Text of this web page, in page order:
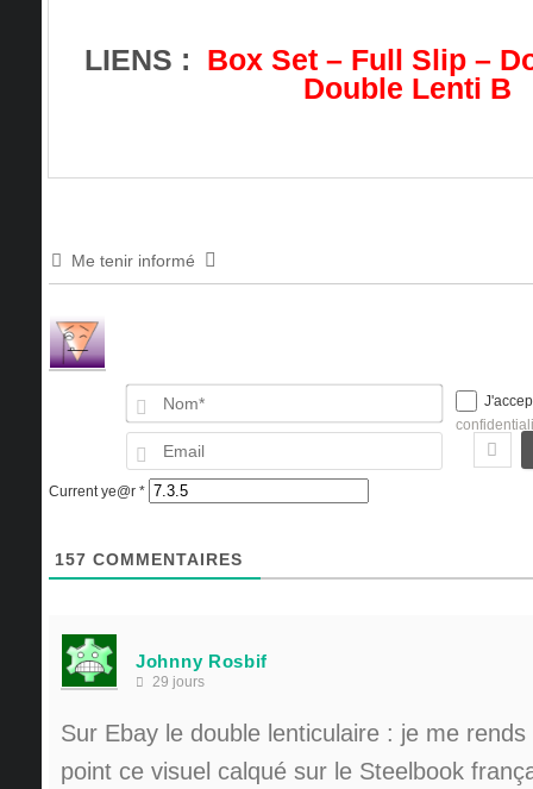
LIENS : Box Set – Full Slip –
Double Lenti B
Me tenir informé
Nom*
Current ye@r *
157 COMMENTAIRES
Johnny Rosbif
29 jours
Sur Ebay le double lenticulaire : je me
point ce visuel calqué sur le Steelbook